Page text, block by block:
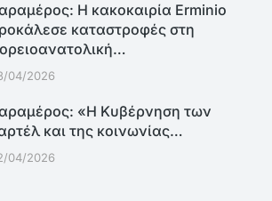
Η κακοκαιρία Erminio
καταστροφές στη
04/2026
«Η Κυβέρνηση των
και της κοινωνίας…
04/2026